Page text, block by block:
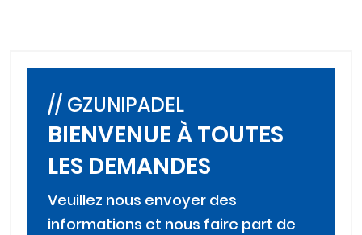
// GZUNIPADEL
BIENVENUE À TOUTES
LES DEMANDES
Veuillez nous envoyer des
informations et nous faire part de